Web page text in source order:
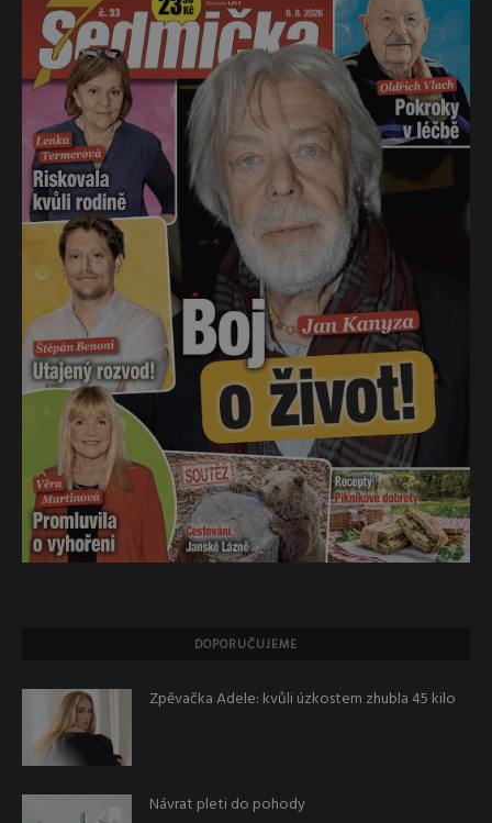
DOPORUČUJEME
Zpěvačka Adele: kvůli úzkostem zhubla 45 kilo
Návrat pleti do pohody